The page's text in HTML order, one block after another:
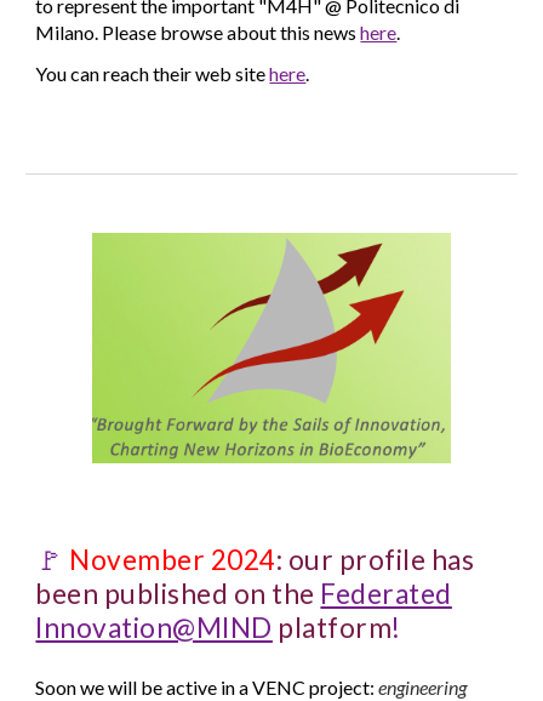
to represent the important "M4H" @ Politecnico di
Milano. Please browse about this newshere.
You can reach their web sitehere.
🚩 November 2024: our profile has
been published on the Federated
Innovation@MIND platform!
Soon we will be active in a VENC project:engineering